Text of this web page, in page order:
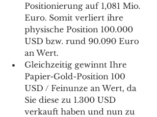
Positionierung auf 1,081 Mio.
Euro. Somit verliert ihre
physische Position 100.000
USD bzw. rund 90.090 Euro
an Wert.
Gleichzeitig gewinnt Ihre
Papier-Gold-Position 100
USD / Feinunze an Wert, da
Sie diese zu 1.300 USD
verkauft haben und nun zu